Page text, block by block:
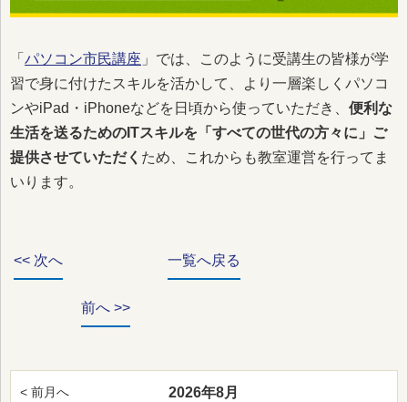
「 パソコン市民講座 」では、このように受講生の皆様が学
習で身に付けたスキルを活かして、より一層楽しくパソコ
ンやiPad・iPhoneなどを日頃から使っていただき、 便利な
生活を送るためのITスキルを「すべての世代の方々に」ご
提供させていただく ため、これからも教室運営を行ってま
いります。
<< 次へ 一覧へ戻る
前へ >>
< 前月へ 2026年8月